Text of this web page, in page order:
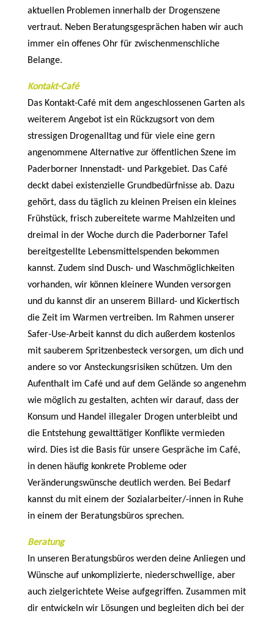
aktuellen Problemen innerhalb der Drogenszene
vertraut. Neben Beratungsgesprächen haben wir auch
immer ein offenes Ohr für zwischenmenschliche
Belange.
Kontakt-Café
Das Kontakt-Café mit dem angeschlossenen Garten als
weiterem Angebot ist ein Rückzugsort von dem
stressigen Drogenalltag und für viele eine gern
angenommene Alternative zur öffentlichen Szene im
Paderborner Innenstadt- und Parkgebiet. Das Café
deckt dabei existenzielle Grundbedürfnisse ab. Dazu
gehört, dass du täglich zu kleinen Preisen ein kleines
Frühstück, frisch zubereitete warme Mahlzeiten und
dreimal in der Woche durch die Paderborner Tafel
bereitgestellte Lebensmittelspenden bekommen
kannst. Zudem sind Dusch- und Waschmöglichkeiten
vorhanden, wir können kleinere Wunden versorgen
und du kannst dir an unserem Billard- und Kickertisch
die Zeit im Warmen vertreiben. Im Rahmen unserer
Safer-Use-Arbeit kannst du dich außerdem kostenlos
mit sauberem Spritzenbesteck versorgen, um dich und
andere so vor Ansteckungsrisiken schützen. Um den
Aufenthalt im Café und auf dem Gelände so angenehm
wie möglich zu gestalten, achten wir darauf, dass der
Konsum und Handel illegaler Drogen unterbleibt und
die Entstehung gewalttätiger Konflikte vermieden
wird. Dies ist die Basis für unsere Gespräche im Café,
in denen häufig konkrete Probleme oder
Veränderungswünsche deutlich werden. Bei Bedarf
kannst du mit einem der Sozialarbeiter/-innen in Ruhe
in einem der Beratungsbüros sprechen.
Beratung
In unseren Beratungsbüros werden deine Anliegen und
Wünsche auf unkomplizierte, niederschwellige, aber
auch zielgerichtete Weise aufgegriffen. Zusammen mit
dir entwickeln wir Lösungen und begleiten dich bei der